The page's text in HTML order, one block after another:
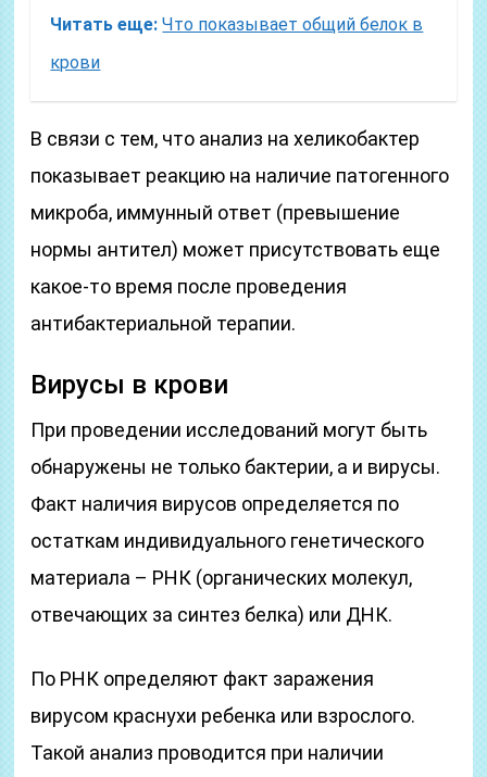
Читать еще: Что показывает общий белок в
крови
В связи с тем, что анализ на хеликобактер
показывает реакцию на наличие патогенного
микроба, иммунный ответ (превышение
нормы антител) может присутствовать еще
какое-то время после проведения
антибактериальной терапии.
Вирусы в крови
При проведении исследований могут быть
обнаружены не только бактерии, а и вирусы.
Факт наличия вирусов определяется по
остаткам индивидуального генетического
материала – РНК (органических молекул,
отвечающих за синтез белка) или ДНК.
По РНК определяют факт заражения
вирусом краснухи ребенка или взрослого.
Такой анализ проводится при наличии